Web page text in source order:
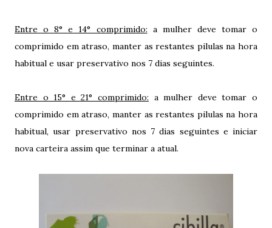
Entre o 8° e 14° comprimido: a mulher deve tomar o
comprimido em atraso, manter as restantes pilulas na hora
habitual e usar preservativo nos 7 dias seguintes.
Entre o 15° e 21° comprimido: a mulher deve tomar o
comprimido em atraso, manter as restantes pilulas na hora
habitual, usar preservativo nos 7 dias seguintes e iniciar
nova carteira assim que terminar a atual.